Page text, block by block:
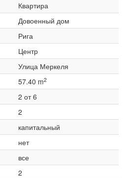
Квартира
Довоенный дом
Рига
Центр
Улица Меркеля
57.40 m2
2 от 6
2
капитальный
нет
все
2